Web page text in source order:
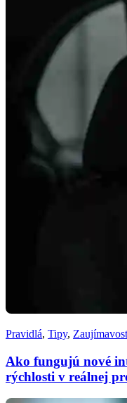
Pravidlá, Tipy,
Ako fungujú nové
rýchlosti v reálnej